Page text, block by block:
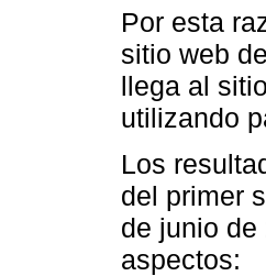
Por esta
sitio web de
llega al
utilizando
Los
del primer
de junio
aspectos: